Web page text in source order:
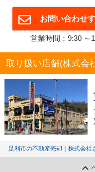
お問い合わせ
営業時間：9:30 ～
取り扱い店舗(株式会
足利市の不動産売却｜株式会社